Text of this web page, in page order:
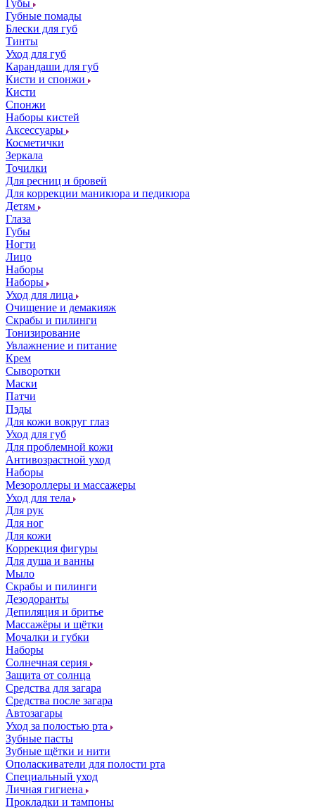
Губы
Губные помады
Блески для губ
Тинты
Уход для губ
Карандаши для губ
Кисти и спонжи
Кисти
Спонжи
Наборы кистей
Аксессуары
Косметички
Зеркала
Точилки
Для ресниц и бровей
Для коррекции маникюра и педикюра
Детям
Глаза
Губы
Ногти
Лицо
Наборы
Наборы
Уход для лица
Очищение и демакияж
Скрабы и пилинги
Тонизирование
Увлажнение и питание
Крем
Сыворотки
Маски
Патчи
Пэды
Для кожи вокруг глаз
Уход для губ
Для проблемной кожи
Антивозрастной уход
Наборы
Мезороллеры и массажеры
Уход для тела
Для рук
Для ног
Для кожи
Коррекция фигуры
Для душа и ванны
Мыло
Скрабы и пилинги
Дезодоранты
Депиляция и бритье
Массажёры и щётки
Мочалки и губки
Наборы
Солнечная серия
Защита от солнца
Средства для загара
Средства после загара
Автозагары
Уход за полостью рта
Зубные пасты
Зубные щётки и нити
Ополаскиватели для полости рта
Специальный уход
Личная гигиена
Прокладки и тампоны